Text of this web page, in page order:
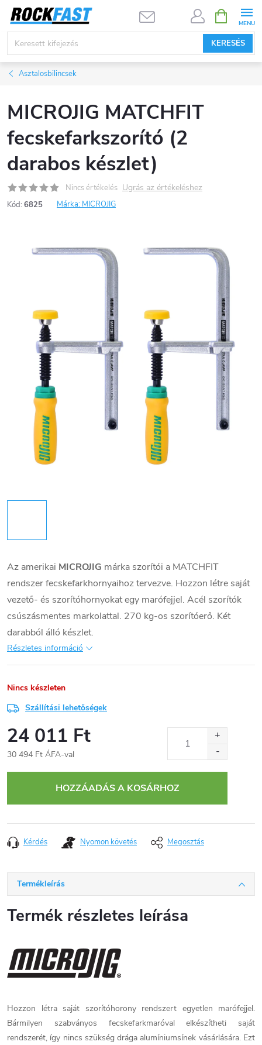
Ugrás
KERESÉS
KOSÁR
Asztalosbilincsek
MICROJIG MATCHFIT
fecskefarkszorító (2
darabos készlet)
Nincs értékelés Ugrás az értékeléshez
Kód: 6825 Márka: MICROJIG
Az amerikai MICROJIG márka szorítói a MATCHFIT
rendszer fecskefarkhornyaihoz tervezve. Hozzon létre saját
vezető- és szorítóhornyokat egy marófejjel. Acél szorítók
csúszásmentes markolattal. 270 kg-os szorítóerő. Két
darabból álló készlet.
Részletes információ
Nincs készleten
Szállítási lehetőségek
24 011 Ft
30 494 Ft ÁFA-val
HOZZÁADÁS A KOSÁRHOZ
Kérdés Nyomon követés Megosztás
Termékleírás
Termék részletes leírása
Hozzon létra saját szorítóhorony rendszert egyetlen marófejjel.
Bármilyen szabványos fecskefarkmaróval elkészítheti saját
rendszerét, így nincs szükség drága alumíniumsínek vásárlására. Ezt